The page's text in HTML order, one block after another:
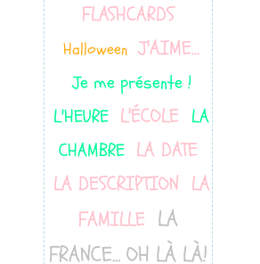
FLASHCARDS
Halloween J'AIME...
Je me présente !
L'HEURE L'ÉCOLE LA
CHAMBRE LA DATE
LA DESCRIPTION LA
FAMILLE LA
FRANCE... OH LÀ LÀ!